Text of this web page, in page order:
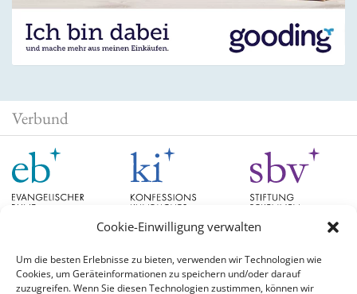
Cookie-Einwilligung verwalten
Um die besten Erlebnisse zu bieten, verwenden wir Technologien wie
Cookies, um Geräteinformationen zu speichern und/oder darauf
zuzugreifen. Wenn Sie diesen Technologien zustimmen, können wir
Verbund
Schlagwörter